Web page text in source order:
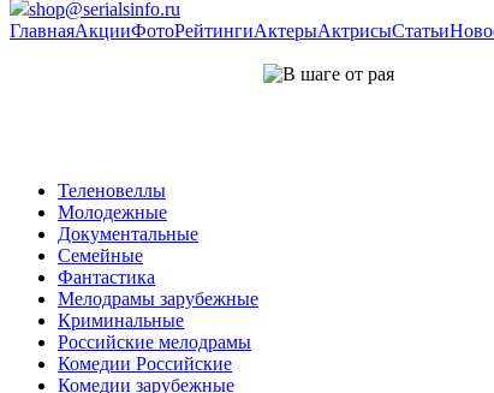
shop@serialsinfo.ru
ГлавнаяАкцииФотоРейтингиАктерыАктрисыСтатьи
Теленовеллы
Молодежные
Документальные
Семейные
Фантастика
Мелодрамы зарубежные
Криминальные
Российские мелодрамы
Комедии Российские
Комедии зарубежные